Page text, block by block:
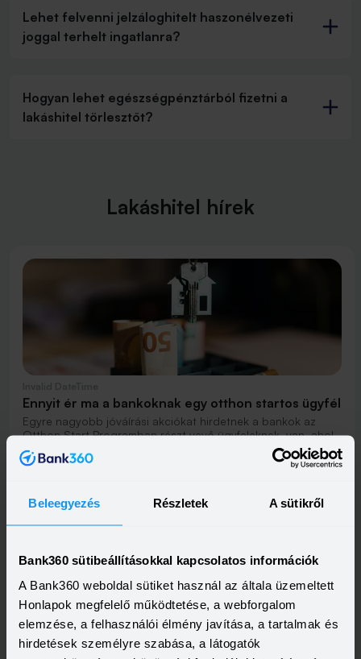
Beleegyezés Részletek A sütikről
Bank360 sütibeállításokkal kapcsolatos információk
A Bank360 weboldal sütiket használ az általa üzemeltett
Honlapok megfelelő működtetése, a webforgalom
elemzése, a felhasználói élmény javítása, a tartalmak és
hirdetések személyre szabása, a látogatók
Lehet felvenni jelzáloghitelt haszonélvezeti
joggal terhelt ingatlanra?
Hogyan lehet egészségpénztárból fizetni a
lakáshitel törlesztőt?
Lakáshitel hírek
Ennyit ér ma a bankoknak egy otthon startos ügyfél
Egyre nagyobb jóváírási akciókat hirdetnek a bankok az
Otthon Start Programban részt vevő ügyfeleknek, van, ahol
összesen akár félmillió forint jóváírást is össze lehet gyűjteni
különböző kedvezményekkel. Hol lehet ennek a vége és
Elolvasom
Invalid DateTime
Lakásvásárlás vagy albérlet? Az elmúlt tíz év adatai
alapján hatalmas a különbség